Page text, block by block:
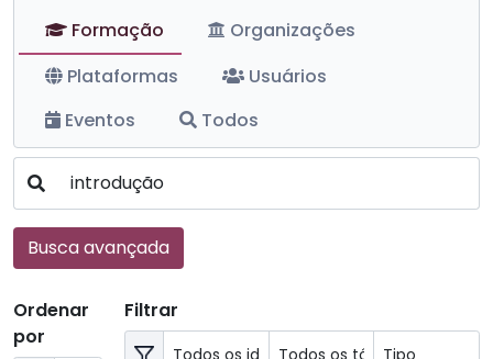
Formação
Organizações
Plataformas
Usuários
Eventos
Todos
Busca avançada
Ordenar
por
Filtrar